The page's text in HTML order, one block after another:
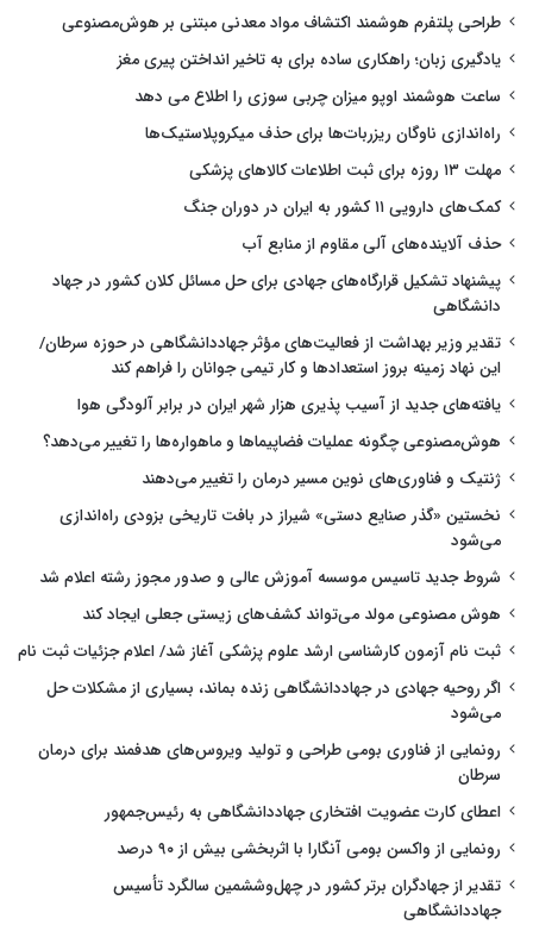
طراحی پلتفرم هوشمند اکتشاف مواد معدنی مبتنی بر هوش‌مصنوعی
یادگیری زبان؛ راهکاری ساده برای به تاخیر انداختن پیری مغز
ساعت هوشمند اوپو میزان چربی سوزی را اطلاع می دهد
راه‌اندازی ناوگان ریزربات‌ها برای حذف میکروپلاستیک‌ها
مهلت ۱۳ روزه برای ثبت اطلاعات کالاهای پزشکی
کمک‌های دارویی ۱۱ کشور به ایران در دوران جنگ
حذف آلاینده‌های آلی مقاوم از منابع آب
پیشنهاد تشکیل قرارگاه‌های جهادی برای حل مسائل کلان کشور در جهاد
دانشگاهی
تقدیر وزیر بهداشت از فعالیت‌های مؤثر جهاددانشگاهی در حوزه سرطان/
این نهاد زمینه بروز استعدادها و کار تیمی جوانان را فراهم کند
یافته‌های جدید از آسیب پذیری هزار شهر ایران در برابر آلودگی هوا
هوش‌مصنوعی چگونه عملیات فضاپیماها و ماهواره‌ها را تغییر می‌دهد؟
ژنتیک و فناوری‌های نوین مسیر درمان را تغییر می‌دهند
نخستین «گذر صنایع دستی» شیراز در بافت تاریخی بزودی راه‌اندازی
می‌شود
شروط جدید تاسیس موسسه آموزش عالی و صدور مجوز رشته اعلام شد
هوش مصنوعی مولد می‌تواند کشف‌های زیستی جعلی ایجاد کند
ثبت نام آزمون کارشناسی ارشد علوم پزشکی آغاز شد/ اعلام جزئیات ثبت نام
اگر روحیه جهادی در جهاددانشگاهی زنده بماند، بسیاری از مشکلات حل
می‌شود
رونمایی از فناوری بومی طراحی و تولید ویروس‌های هدفمند برای درمان
سرطان
اعطای کارت عضویت افتخاری جهاددانشگاهی به رئیس‌جمهور
رونمایی از واکسن بومی آنگارا با اثربخشی بیش از ۹۰ درصد
تقدیر از جهادگران برتر کشور در چهل‌وششمین سالگرد تأسیس
جهاددانشگاهی